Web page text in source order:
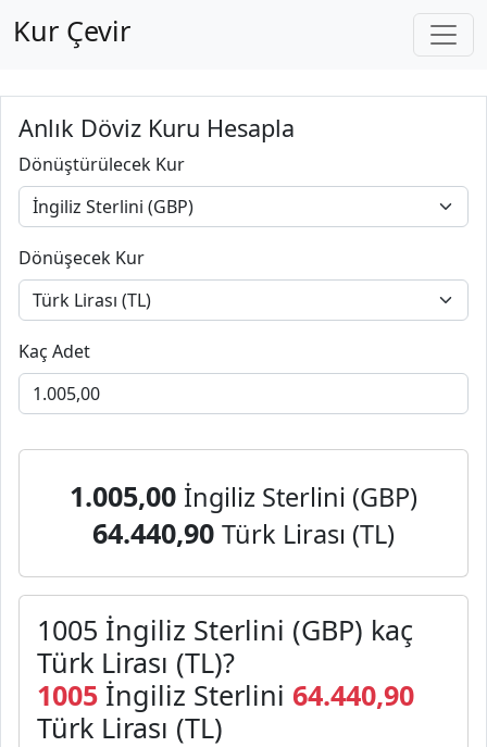
Kur Çevir
Anlık Döviz Kuru Hesapla
Dönüştürülecek Kur
Dönüşecek Kur
Kaç Adet
1.005,00 İngiliz Sterlini (GBP)
64.440,90 Türk Lirası (TL)
1005 İngiliz Sterlini (GBP) kaç
Türk Lirası (TL)?
1005 İngiliz Sterlini 64.440,90
Türk Lirası (TL)